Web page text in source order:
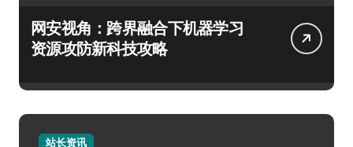
网安视角：跨界融合下机器学习
资源攻防新科技攻略
站长资讯